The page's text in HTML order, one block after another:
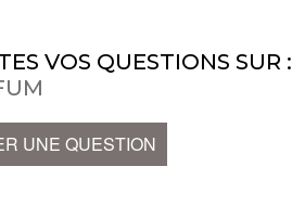
VOS QUESTIONS SUR :
UNE QUESTION